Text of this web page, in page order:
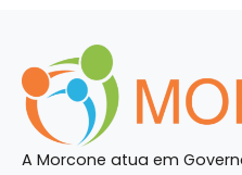
A Morcone atua em